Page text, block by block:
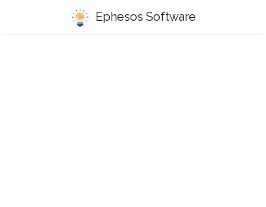
Ephesos Software